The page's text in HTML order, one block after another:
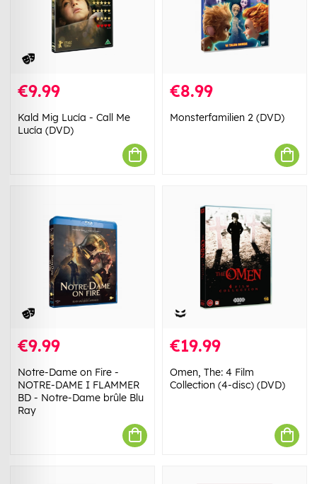
€9.99
Kald Mig Lucía - Call Me
Lucía (DVD)
€8.99
Monsterfamilien 2 (DVD)
€9.99
Notre-Dame on Fire -
NOTRE-DAME I FLAMMER
BD - Notre-Dame brûle Blu
Ray
€19.99
Omen, The: 4 Film
Collection (4-disc) (DVD)